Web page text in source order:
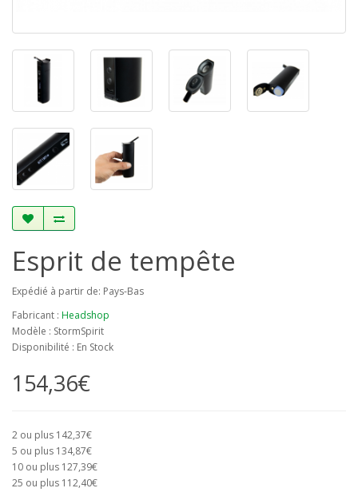
Esprit de tempête
Expédié à partir de: Pays-Bas
Fabricant : Headshop
Modèle : StormSpirit
Disponibilité : En Stock
154,36€
2 ou plus 142,37€
5 ou plus 134,87€
10 ou plus 127,39€
25 ou plus 112,40€